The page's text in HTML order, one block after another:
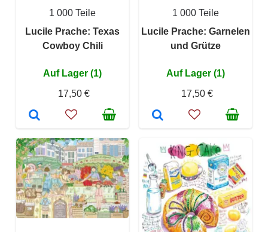
1 000 Teile
Lucile Prache: Texas
Cowboy Chili
Auf Lager (1)
17,50 €
1 000 Teile
Lucile Prache: Garnelen
und Grütze
Auf Lager (1)
17,50 €